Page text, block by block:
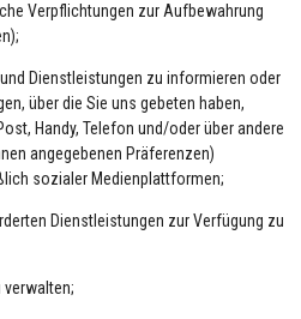
Verpflichtungen zur Aufbewahrung
Dienstleistungen zu informieren oder
über die Sie uns gebeten haben,
Handy, Telefon und/oder über andere
angegebenen Präferenzen)
sozialer Medienplattformen;
Dienstleistungen zur Verfügung zu
verwalten;